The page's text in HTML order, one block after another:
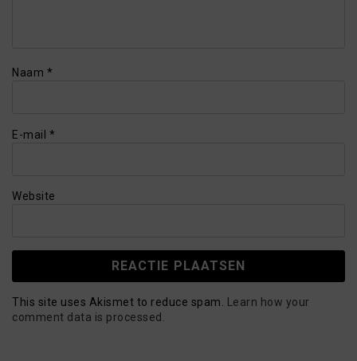
Naam *
E-mail *
Website
This site uses Akismet to reduce spam.
Learn how your
comment data is processed.